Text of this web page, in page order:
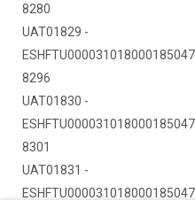
8280
UAT01829 -
8296
UAT01830 -
8301
UAT01831 -